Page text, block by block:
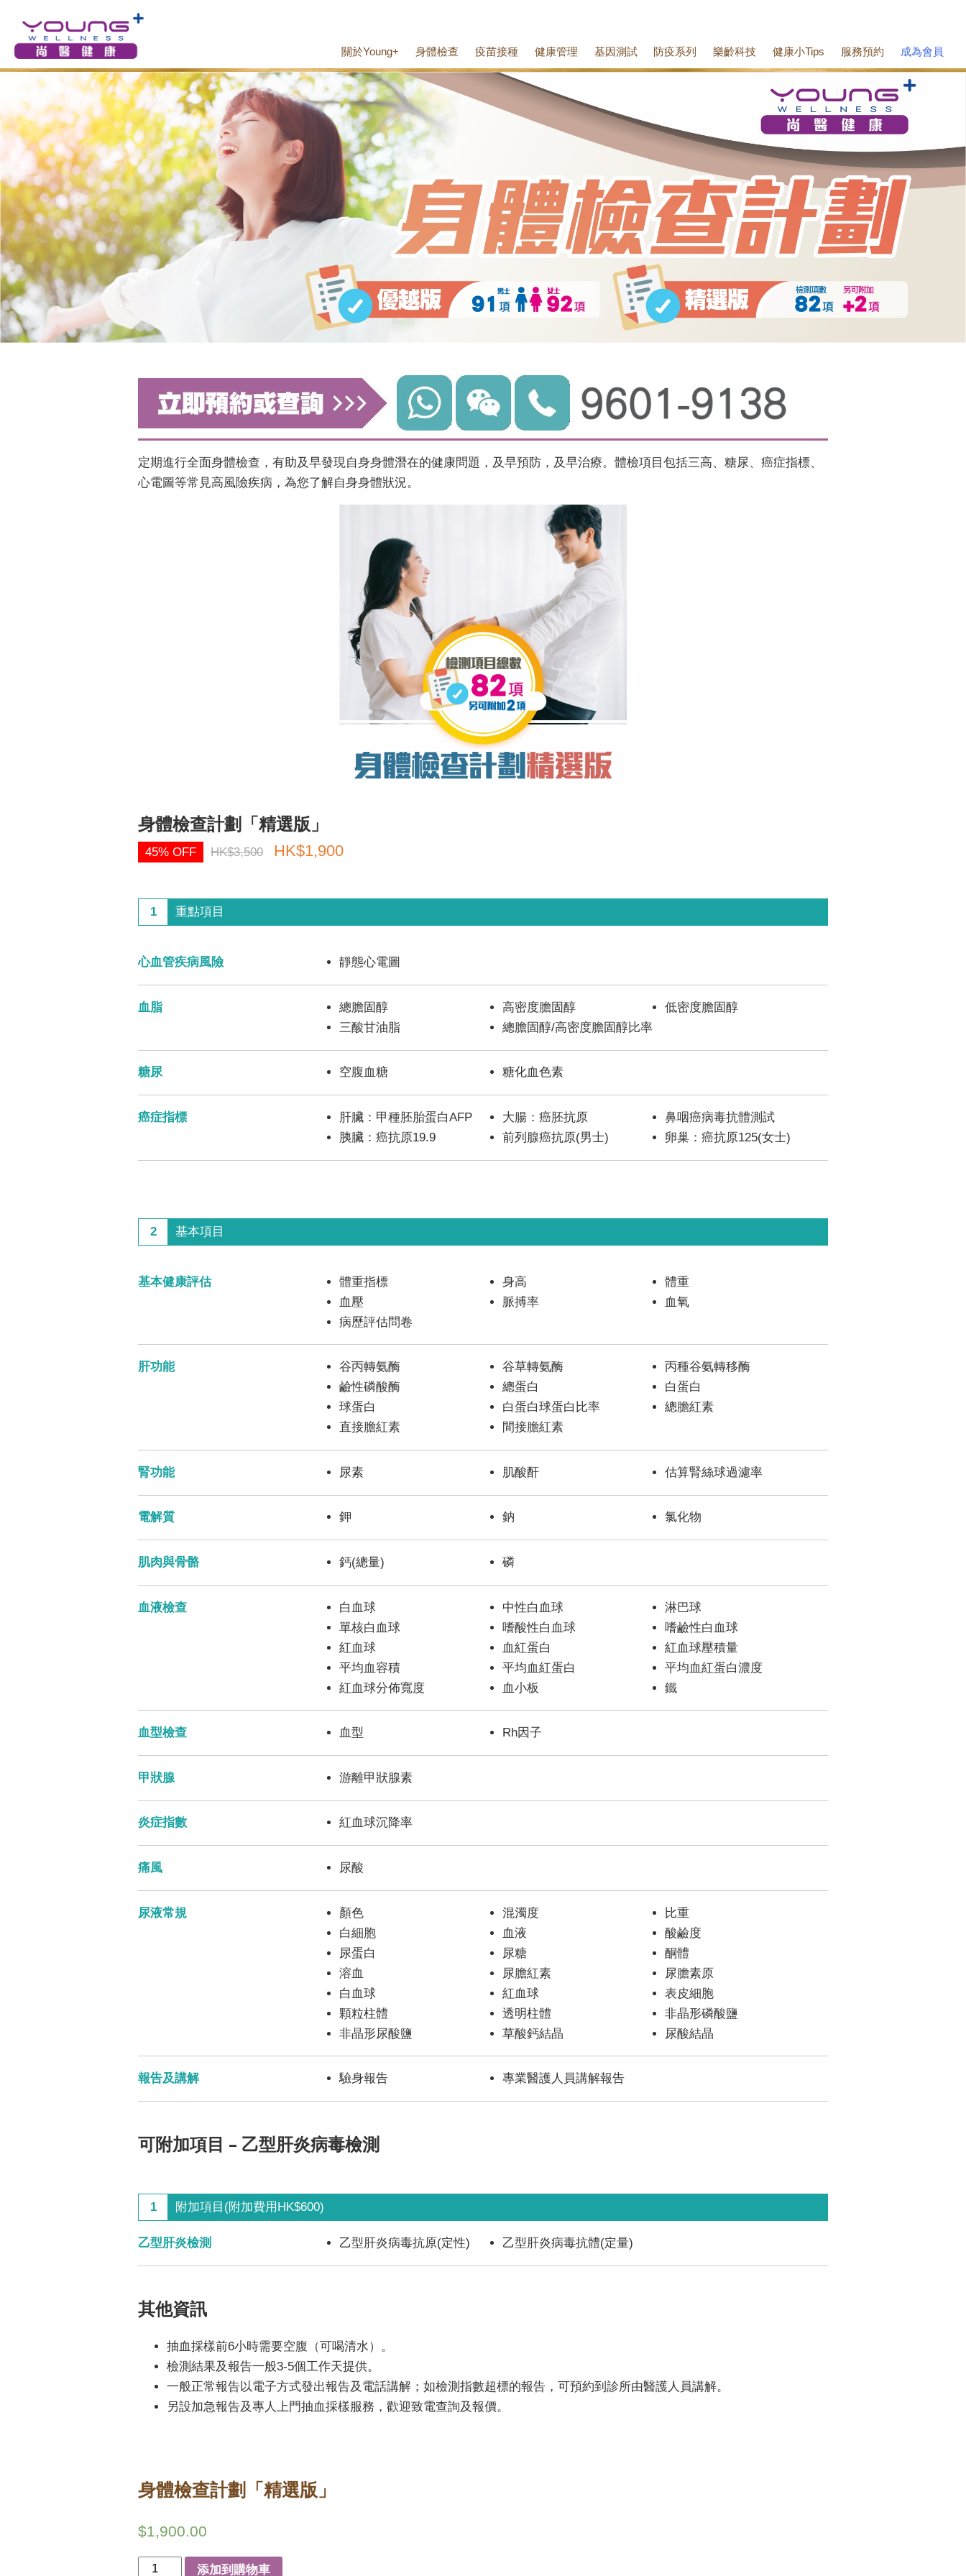
關於Young+ 身體檢查 疫苗接種 健康管理 基因測試 防疫系列 樂齡科技 健康小Tips 服務預約 成為會員
定期進行全面身體檢查，有助及早發現自身身體潛在的健康問題，及早預防，及早治療。體檢項目包括三高、糖尿、癌症指標、
心電圖等常見高風險疾病，為您了解自身身體狀況。
身體檢查計劃「精選版」
45% OFF HK$3,500 HK$1,900
1 重點項目
心血管疾病風險 靜態心電圖
血脂 總膽固醇 高密度膽固醇
低密度膽固醇
三酸甘油脂
總膽固醇/高密度膽固醇比率
糖尿 空腹血糖 糖化血色素
癌症指標 肝臟：甲種胚胎蛋白AFP 大腸：癌胚抗原
鼻咽癌病毒抗體測試
胰臟：癌抗原19.9
前列腺癌抗原(男士) 卵巢：癌抗原125(女士)
2 基本項目
基本健康評估 體重指標 身高
體重
血壓
脈搏率
血氧
病歷評估問卷
肝功能 谷丙轉氨酶 谷草轉氨酶
丙種谷氨轉移酶
鹼性磷酸酶
總蛋白
白蛋白
球蛋白
白蛋白球蛋白比率
總膽紅素
直接膽紅素
間接膽紅素
腎功能 尿素 肌酸酐 估算腎絲球過濾率
電解質 鉀 鈉 氯化物
肌肉與骨骼 鈣(總量) 磷
血液檢查 白血球 中性白血球
淋巴球
單核白血球
嗜酸性白血球
嗜鹼性白血球
紅血球
血紅蛋白
紅血球壓積量
平均血容積
平均血紅蛋白
平均血紅蛋白濃度
紅血球分佈寬度
血小板 鐵
血型檢查 血型 Rh因子
甲狀腺 游離甲狀腺素
炎症指數 紅血球沉降率
痛風 尿酸
尿液常規 顏色 混濁度
比重
白細胞
血液
酸鹼度
尿蛋白
尿糖
酮體
溶血
尿膽紅素
尿膽素原
白血球
紅血球
表皮細胞
顆粒柱體
透明柱體
非晶形磷酸鹽
非晶形尿酸鹽
草酸鈣結晶 尿酸結晶
報告及講解 驗身報告 專業醫護人員講解報告
可附加項目 – 乙型肝炎病毒檢測
1 附加項目(附加費用HK$600)
乙型肝炎檢測 乙型肝炎病毒抗原(定性) 乙型肝炎病毒抗體(定量)
其他資訊
抽血採樣前6小時需要空腹（可喝清水）。
檢測結果及報告一般3-5個工作天提供。
一般正常報告以電子方式發出報告及電話講解；如檢測指數超標的報告，可預約到診所由醫護人員講解。
另設加急報告及專人上門抽血採樣服務，歡迎致電查詢及報價。
身體檢查計劃「精選版」
$1,900.00
添加到購物車